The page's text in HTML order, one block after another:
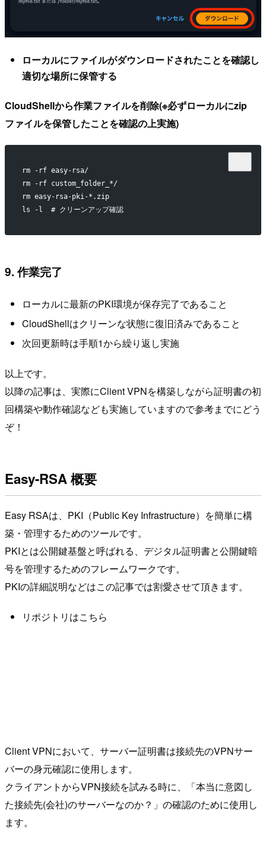
ローカルにファイルがダウンロードされたことを確認し
適切な場所に保管する
CloudShellから作業ファイルを削除(※必ずローカルにzip
ファイルを保管したことを確認の上実施)
rm -rf easy-rsa/
rm -rf custom_folder_*/
rm easy-rsa-pki-*.zip
ls -l  # クリーンアップ確認
9. 作業完了
ローカルに最新のPKI環境が保存完了であること
CloudShellはクリーンな状態に復旧済みであること
次回更新時は手順1から繰り返し実施
以上です。
以降の記事は、実際にClient VPNを構築しながら証明書の初
回構築や動作確認なども実施していますので参考までにどう
ぞ！
Easy-RSA 概要
Easy RSAは、PKI（Public Key Infrastructure）を簡単に構
築・管理するためのツールです。
PKIとは公開鍵基盤と呼ばれる、デジタル証明書と公開鍵暗
号を管理するためのフレームワークです。
PKIの詳細説明などはこの記事では割愛させて頂きます。
リポジトリはこちら
Client VPNにおいて、サーバー証明書は接続先のVPNサー
バーの身元確認に使用します。
クライアントからVPN接続を試みる時に、「本当に意図し
た接続先(会社)のサーバーなのか？」の確認のために使用し
ます。